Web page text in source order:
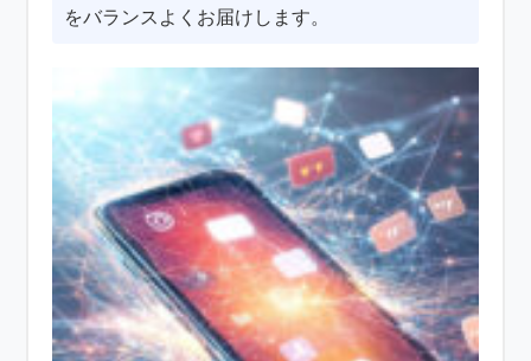
をバランスよくお届けします。